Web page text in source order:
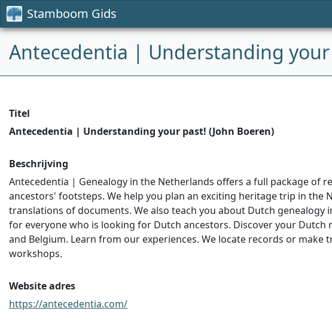
Stamboom Gids
Antecedentia | Understanding your
Titel
Antecedentia | Understanding your past! (John Boeren)
Beschrijving
Antecedentia | Genealogy in the Netherlands offers a full package of
ancestors' footsteps. We help you plan an exciting heritage trip in
translations of documents. We also teach you about Dutch
for everyone who is looking for Dutch ancestors. Discover your
and Belgium. Learn from our experiences. We locate records or
workshops.
Website adres
https://antecedentia.com/